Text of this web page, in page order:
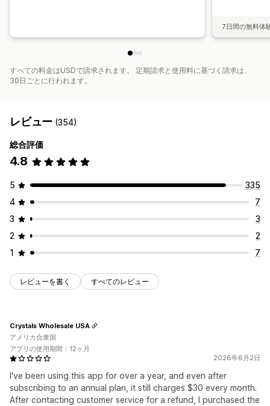
7日間の無料体
すべての料金はUSDで請求されます。 定期請求と使用料に基づく請求は、
30日ごとに行われます。
レビュー (354)
総合評価
4.8
5
335
4
7
3
3
2
2
1
7
レビューを書く すべてのレビュー
2026年6月2日
I've been using this app for over a year, and even after
subscribing to an annual plan, it still charges $30 every month.
After contacting customer service for a refund, I purchased the
Crystals Wholesale USA
アメリカ合衆国
アプリの使用期間：12ヶ月